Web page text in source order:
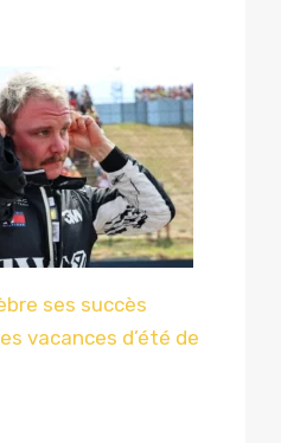
ses succès
vacances d’été de